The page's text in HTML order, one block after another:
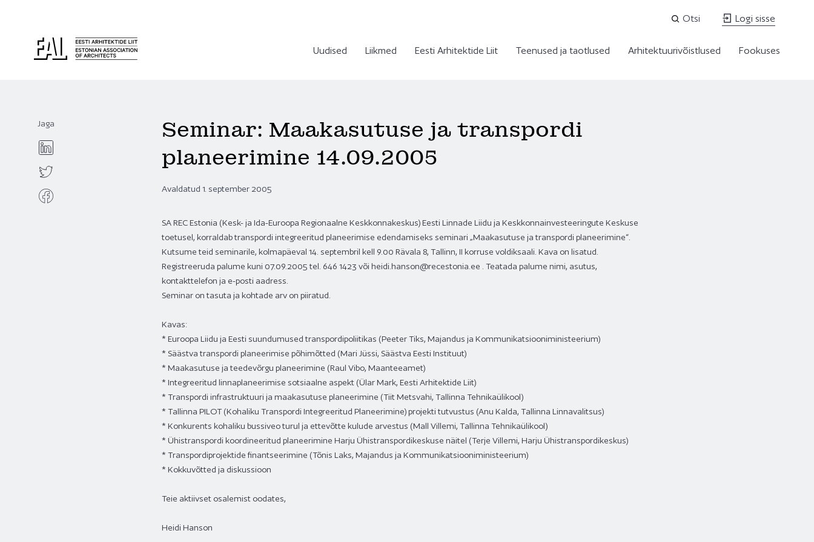
Otsi Logi sisse
Uudised Liikmed Eesti Arhitektide Liit Teenused ja taotlused Arhitektuurivõistlused Fookuses
Jaga
Seminar: Maakasutuse ja transpordi
planeerimine 14.09.2005
Avaldatud 1. september 2005
SA REC Estonia (Kesk- ja Ida-Euroopa Regionaalne Keskkonnakeskus) Eesti Linnade Liidu ja Keskkonnainvesteeringute Keskuse
toetusel, korraldab transpordi integreeritud planeerimise edendamiseks seminari „Maakasutuse ja transpordi planeerimine“.
Kutsume teid seminarile, kolmapäeval 14. septembril kell 9.00 Rävala 8, Tallinn, II korruse voldiksaali. Kava on lisatud.
Registreeruda palume kuni 07.09.2005 tel. 646 1423 või heidi.hanson@recestonia.ee . Teatada palume nimi, asutus,
kontakttelefon ja e-posti aadress.
Seminar on tasuta ja kohtade arv on piiratud.
Kavas:
* Euroopa Liidu ja Eesti suundumused transpordipoliitikas (Peeter Tiks, Majandus ja Kommunikatsiooniministeerium)
* Säästva transpordi planeerimise põhimõtted (Mari Jüssi, Säästva Eesti Instituut)
* Maakasutuse ja teedevõrgu planeerimine (Raul Vibo, Maanteeamet)
* Integreeritud linnaplaneerimise sotsiaalne aspekt (Ülar Mark, Eesti Arhitektide Liit)
* Transpordi infrastruktuuri ja maakasutuse planeerimine (Tiit Metsvahi, Tallinna Tehnikaülikool)
* Tallinna PILOT (Kohaliku Transpordi Integreeritud Planeerimine) projekti tutvustus (Anu Kalda, Tallinna Linnavalitsus)
* Konkurents kohaliku bussiveo turul ja ettevõtte kulude arvestus (Mall Villemi, Tallinna Tehnikaülikool)
* Ühistranspordi koordineeritud planeerimine Harju Ühistranspordikeskuse näitel (Terje Villemi, Harju Ühistranspordikeskus)
* Transpordiprojektide finantseerimine (Tõnis Laks, Majandus ja Kommunikatsiooniministeerium)
* Kokkuvõtted ja diskussioon
Teie aktiivset osalemist oodates,
Heidi Hanson